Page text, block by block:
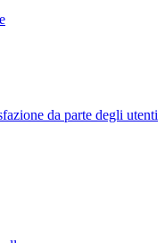
da parte degli utenti